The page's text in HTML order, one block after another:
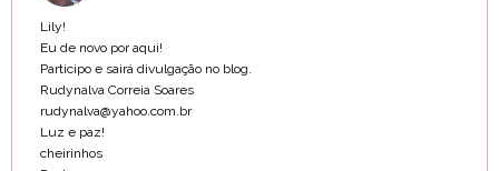
Lily!
Eu de novo por aqui!
Participo e sairá divulgação no blog.
Rudynalva Correia Soares
rudynalva@yahoo.com.br
Luz e paz!
cheirinhos